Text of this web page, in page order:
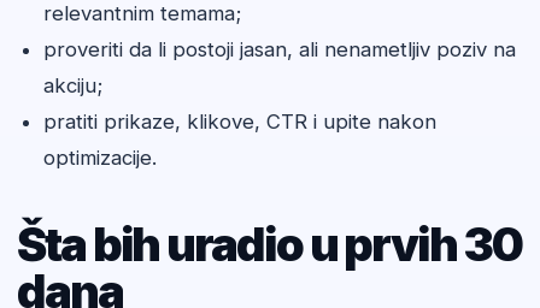
relevantnim temama;
proveriti da li postoji jasan, ali nenametljiv poziv na
akciju;
pratiti prikaze, klikove, CTR i upite nakon
optimizacije.
Šta bih uradio u prvih 30
dana